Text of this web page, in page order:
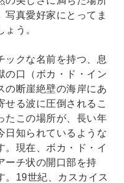
写真愛好家にとってま
う。
ックな名前を持つ、息
の口（ボカ・ド・イン
の断崖絶壁の海岸にあ
せる波に圧倒されるこ
たこの場所が、長い年
日知られているような
。現在、ボカ・ド・イ
ーチ状の開口部を持
。19世紀、カスカイス